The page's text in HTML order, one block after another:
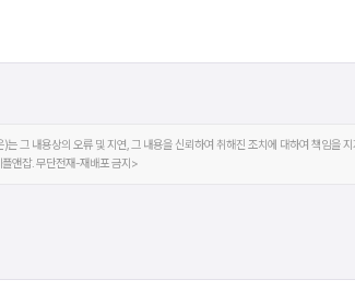
)는 그 내용상의 오류 및 지연, 그 내용을 신뢰하여 취해진 조치에 대하여 책임을 지
앤잡. 무단전재-재배포 금지>